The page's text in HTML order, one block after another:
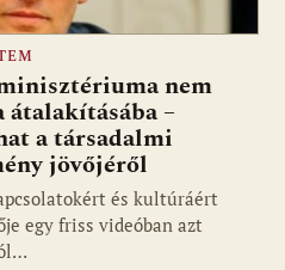
nem
átalakításába –
a társadalmi
jövőjéről
és kultúráért
egy friss videóban azt